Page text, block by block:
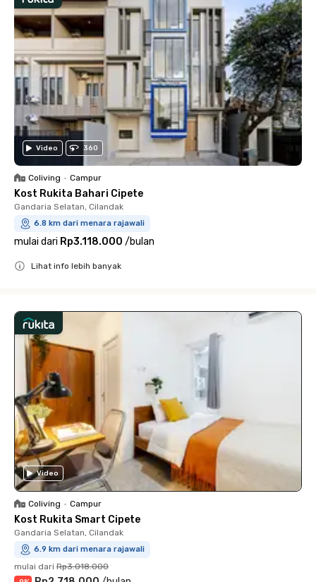
Video 360
Coliving • Campur
Kost Rukita Bahari Cipete
Gandaria Selatan, Cilandak
6.8 km dari menara rajawali
mulai dari Rp3.118.000 /bulan
Lihat info lebih banyak
Video
Coliving • Campur
Kost Rukita Smart Cipete
Gandaria Selatan, Cilandak
6.9 km dari menara rajawali
mulai dari Rp3.018.000